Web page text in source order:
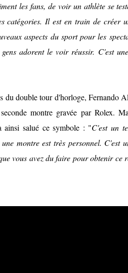
les fans, de voir un athlète se
catégories. Il est en train de créer
aspects du sport pour les
adorent le voir réussir. C'est
du double tour d'horloge, Fernando
montre gravée par Rolex.
ainsi salué ce symbole : "C'est un
montre est très personnel. C'est
vous avez du faire pour obtenir ce